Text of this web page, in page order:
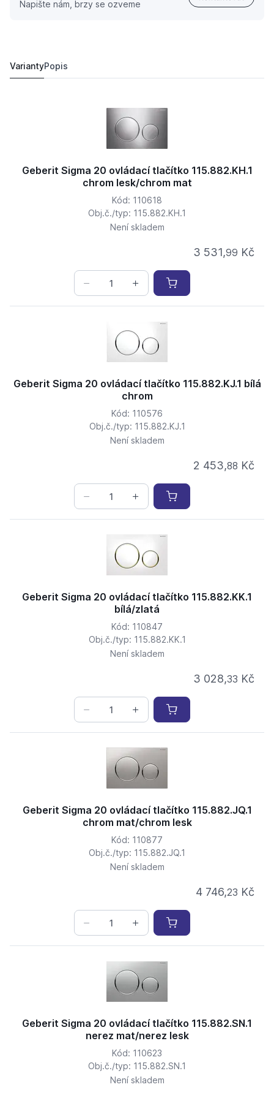
Napište nám, brzy se ozveme
VariantyPopis
Geberit Sigma 20 ovládací tlačítko 115.882.KH.1
chrom lesk/chrom mat
Kód: 110618
Obj.č./typ: 115.882.KH.1
Není skladem
3 531,99 Kč
Geberit Sigma 20 ovládací tlačítko 115.882.KJ.1 bílá
chrom
Kód: 110576
Obj.č./typ: 115.882.KJ.1
Není skladem
2 453,88 Kč
Geberit Sigma 20 ovládací tlačítko 115.882.KK.1
bílá/zlatá
Kód: 110847
Obj.č./typ: 115.882.KK.1
Není skladem
3 028,33 Kč
Geberit Sigma 20 ovládací tlačítko 115.882.JQ.1
chrom mat/chrom lesk
Kód: 110877
Obj.č./typ: 115.882.JQ.1
Není skladem
4 746,23 Kč
Geberit Sigma 20 ovládací tlačítko 115.882.SN.1
nerez mat/nerez lesk
Kód: 110623
Obj.č./typ: 115.882.SN.1
Není skladem